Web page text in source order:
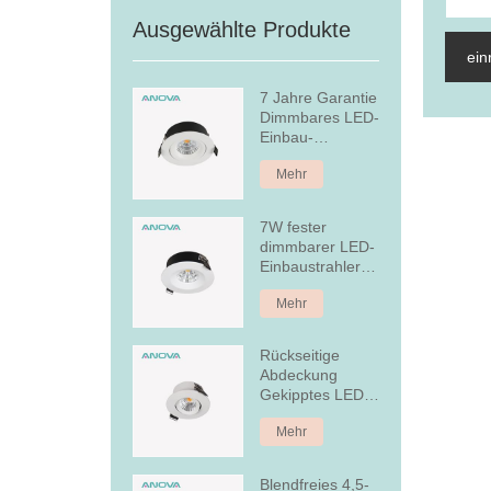
Ausgewählte Produkte
7 Jahre Garantie
Dimmbares LED-
Einbau-
Downlight
Mehr
7W fester
dimmbarer LED-
Einbaustrahler
aus Aluminium
Mehr
Rückseitige
Abdeckung
Gekipptes LED-
Einbau-
Downlight
Mehr
Blendfreies 4,5-